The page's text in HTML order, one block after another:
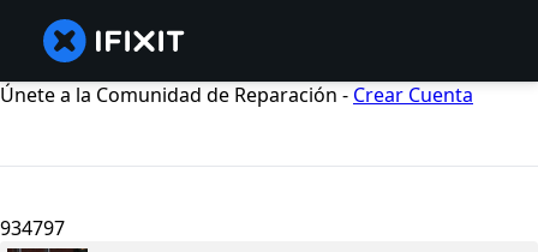
Únete a la Comunidad de Reparación - Crear Cuenta
934797